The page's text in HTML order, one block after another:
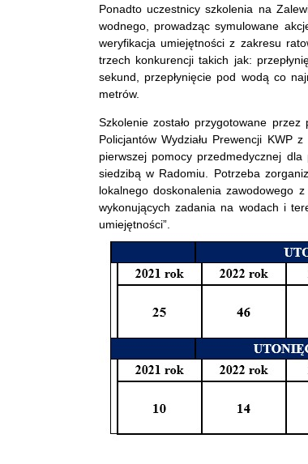
Ponadto uczestnicy szkolenia na
wodnego, prowadząc symulowane
weryfikacja umiejętności z zakresu
trzech konkurencji takich jak:
sekund, przepłynięcie pod wodą co
metrów.
Szkolenie zostało przygotowane
Policjantów Wydziału Prewencji KWP
pierwszej pomocy przedmedycznej
siedzibą w Radomiu. Potrzeba
lokalnego doskonalenia zawodowego
wykonujących zadania na wodach i
umiejętności”.